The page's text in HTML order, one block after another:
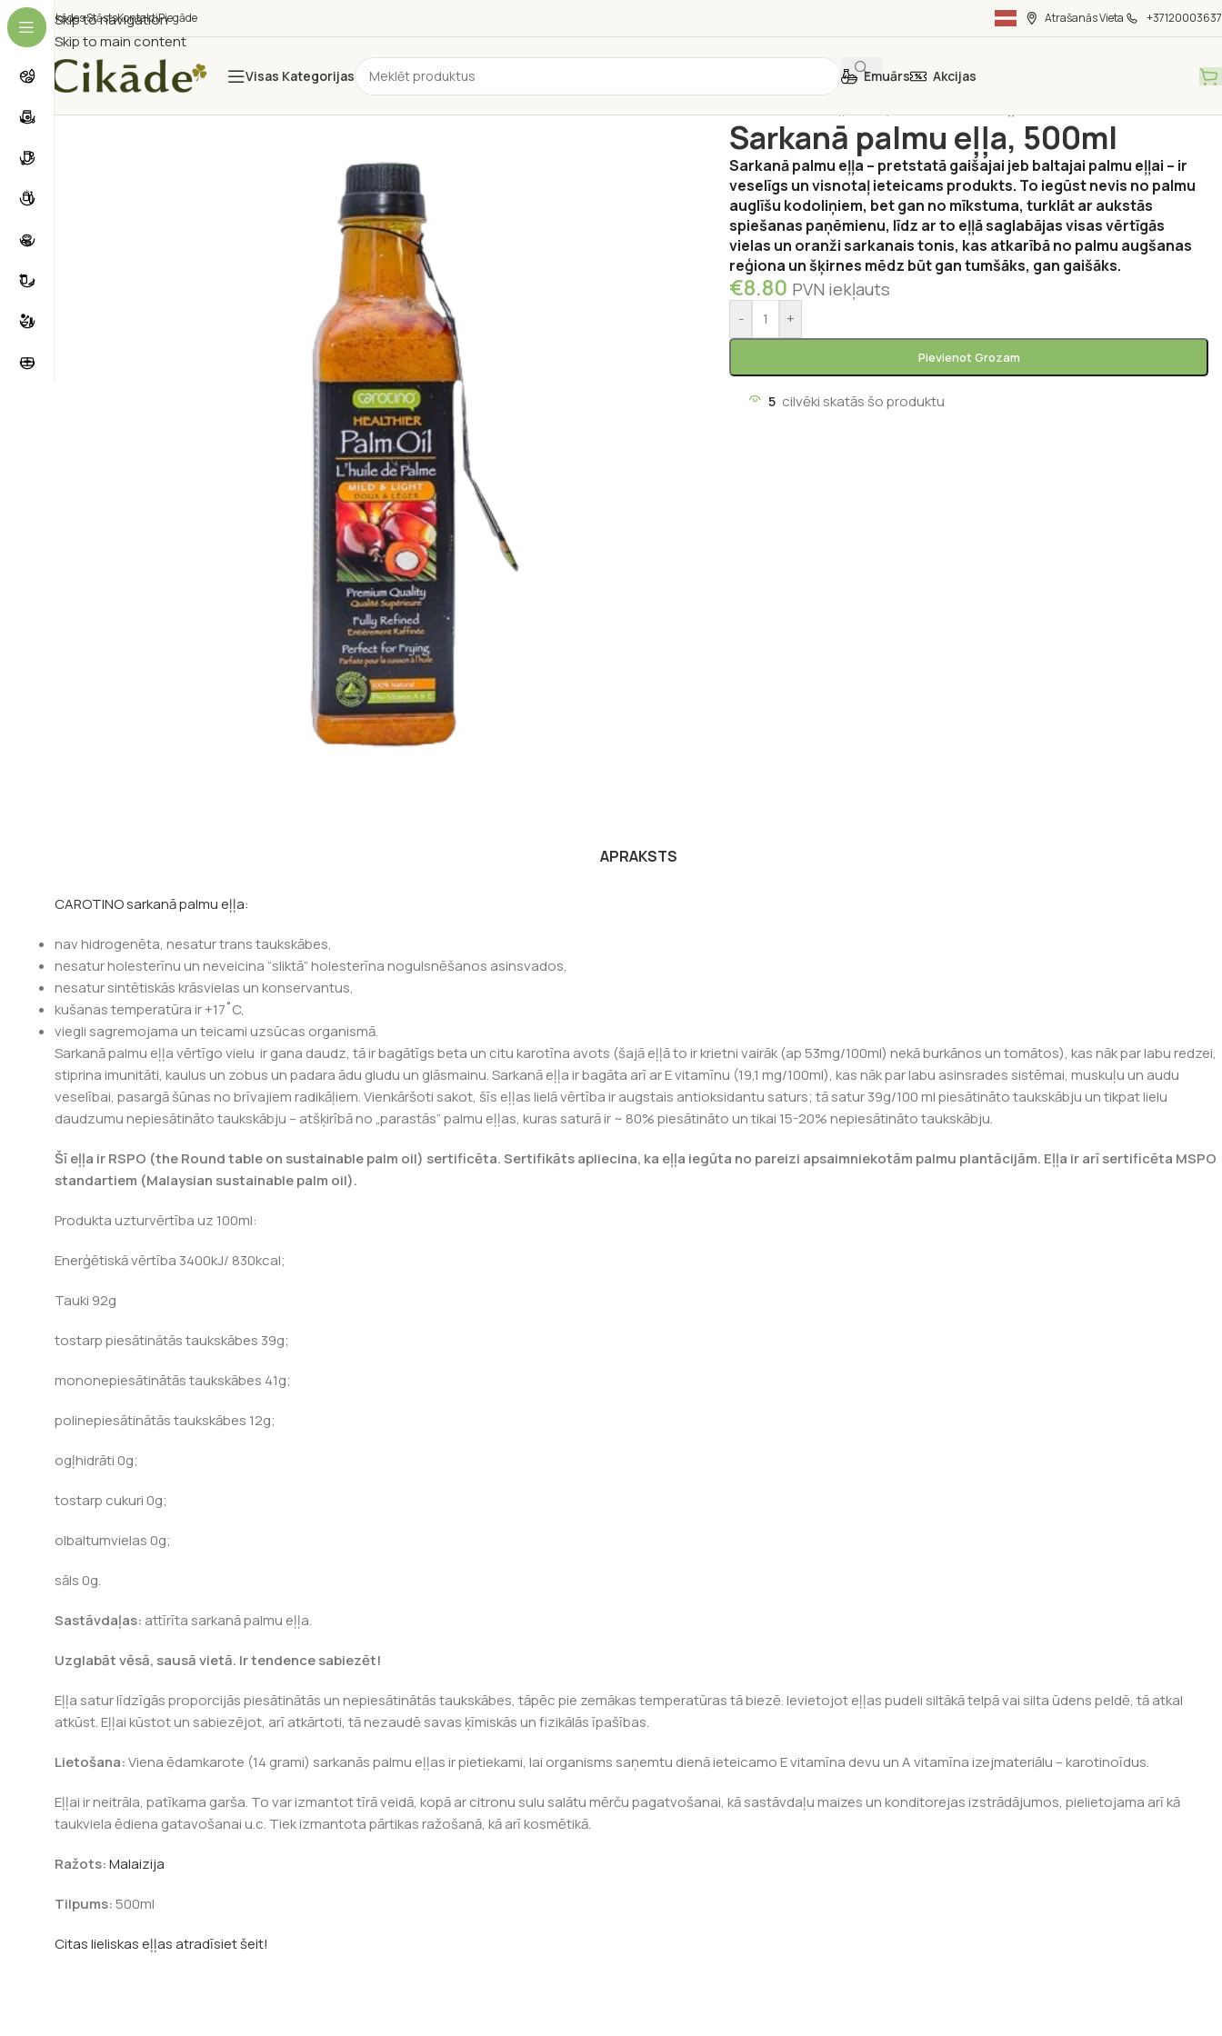
Skip to navigation
Skip to main content
Cikādes StāstsKontaktiPiegāde Atrašanās Vieta +37120003637
Visas Kategorijas Emuārs Akcijas
Sarkanā palmu eļļa, 500ml
Sarkanā palmu eļļa – pretstatā gaišajai jeb baltajai palmu eļļai – ir
veselīgs un visnotaļ ieteicams produkts. To iegūst nevis no palmu
auglīšu kodoliņiem, bet gan no mīkstuma, turklāt ar aukstās
spiešanas paņēmienu, līdz ar to eļļā saglabājas visas vērtīgās
vielas un oranži sarkanais tonis, kas atkarībā no palmu augšanas
reģiona un šķirnes mēdz būt gan tumšāks, gan gaišāks.
€8.80 PVN iekļauts
- +
Pievienot Grozam
5 cilvēki skatās šo produktu
APRAKSTS
CAROTINO sarkanā palmu eļļa:
nav hidrogenēta, nesatur trans taukskābes,
nesatur holesterīnu un neveicina “sliktā” holesterīna nogulsnēšanos asinsvados,
nesatur sintētiskās krāsvielas un konservantus,
kušanas temperatūra ir +17˚C,
viegli sagremojama un teicami uzsūcas organismā.
Sarkanā palmu eļļa vērtīgo vielu ir gana daudz, tā ir bagātīgs beta un citu karotīna avots (šajā eļļā to ir krietni vairāk (ap 53mg/100ml) nekā burkānos un tomātos), kas nāk par labu redzei,
stiprina imunitāti, kaulus un zobus un padara ādu gludu un glāsmainu. Sarkanā eļļa ir bagāta arī ar E vitamīnu (19,1 mg/100ml), kas nāk par labu asinsrades sistēmai, muskuļu un audu
veselībai, pasargā šūnas no brīvajiem radikāļiem. Vienkāršoti sakot, šīs eļļas lielā vērtība ir augstais antioksidantu saturs; tā satur 39g/100 ml piesātināto taukskābju un tikpat lielu
daudzumu nepiesātināto taukskābju – atšķirībā no „parastās” palmu eļļas, kuras saturā ir ~ 80% piesātināto un tikai 15-20% nepiesātināto taukskābju.
Šī eļļa ir RSPO (the Round table on sustainable palm oil) sertificēta. Sertifikāts apliecina, ka eļļa iegūta no pareizi apsaimniekotām palmu plantācijām. Eļļa ir arī sertificēta MSPO
standartiem (Malaysian sustainable palm oil).
Produkta uzturvērtība uz 100ml:
Enerģētiskā vērtība 3400kJ/ 830kcal;
Tauki 92g
tostarp piesātinātās taukskābes 39g;
mononepiesātinātās taukskābes 41g;
polinepiesātinātās taukskābes 12g;
ogļhidrāti 0g;
tostarp cukuri 0g;
olbaltumvielas 0g;
sāls 0g.
Sastāvdaļas: attīrīta sarkanā palmu eļļa.
Uzglabāt vēsā, sausā vietā. Ir tendence sabiezēt!
Eļļa satur līdzīgās proporcijās piesātinātās un nepiesātinātās taukskābes, tāpēc pie zemākas temperatūras tā biezē. Ievietojot eļļas pudeli siltākā telpā vai silta ūdens peldē, tā atkal
atkūst. Eļļai kūstot un sabiezējot, arī atkārtoti, tā nezaudē savas ķīmiskās un fizikālās īpašības.
Lietošana:Viena ēdamkarote (14 grami) sarkanās palmu eļļas ir pietiekami, lai organisms saņemtu dienā ieteicamo E vitamīna devu un A vitamīna izejmateriālu – karotinoīdus.
Eļļai ir neitrāla, patīkama garša. To var izmantot tīrā veidā, kopā ar citronu sulu salātu mērču pagatvošanai, kā sastāvdaļu maizes un konditorejas izstrādājumos, pielietojama arī kā
taukviela ēdiena gatavošanai u.c. Tiek izmantota pārtikas ražošanā, kā arī kosmētikā.
Ražots:Malaizija
Tilpums:500ml
Citas lieliskas eļļas atradīsiet šeit!